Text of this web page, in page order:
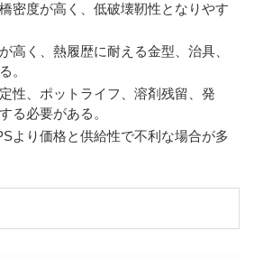
密度が高く、低破壊靭性となりやす
高く、熱履歴に耐える金型、治具、
。
性、ポットライフ、溶剤残留、発
る必要がある。
より価格と供給性で不利な場合が多